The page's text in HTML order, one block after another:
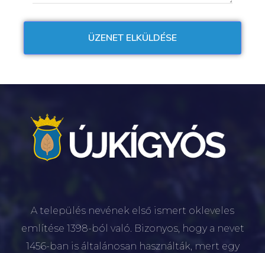
A település nevének első ismert okleveles
említése 1398-ból való. Bizonyos, hogy a nevet
1456-ban is általánosan használták, mert egy